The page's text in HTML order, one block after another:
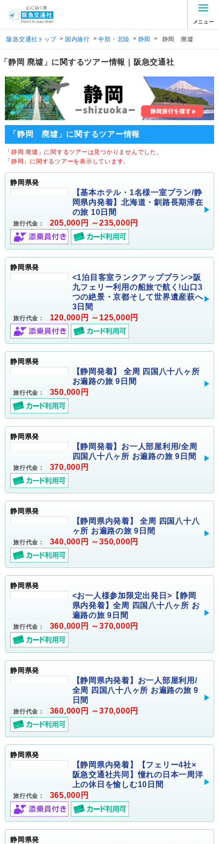
メニュー
阪急交通社トップ > 国内旅行 > 中部・北陸 > 静岡 > 静岡 廃墟
「静岡 廃墟」に関するツアー情報｜阪急交通社
「静岡 廃墟」に関するツアー情報
「静岡 廃墟」に関するツアーは見つかりませんでした。
「静岡」に関するツアーを表示しています。
静岡県発
【基本ホテル・1名様一室プラン/静
岡県内発着】北海道・釧路長期滞在
の旅 10日間
旅行代金： 205,000円 ～235,000円
静岡県発
<1泊目客室ランクアッププラン>阪
九フェリー利用の船旅で航く!山口3
つの絶景・京都そして世界遺産萩へ
3日間
旅行代金： 120,000円 ～125,000円
静岡県発
【静岡発着】 全周 四国八十八ヶ所
お遍路の旅 9日間
旅行代金： 350,000円
静岡県発
【静岡発着】お一人部屋利用/全周
四国八十八ヶ所 お遍路の旅 9日間
旅行代金： 370,000円
静岡県発
【静岡県内発着】 全周 四国八十八
ヶ所 お遍路の旅 9日間
旅行代金： 340,000円 ～350,000円
静岡県発
<お一人様参加限定出発日>【静岡
県内発着】全周 四国八十八ヶ所 お
遍路の旅 9日間
旅行代金： 360,000円 ～370,000円
静岡県発
【静岡県内発着】お一人部屋利用/
全周 四国八十八ヶ所 お遍路の旅 9
日間
旅行代金： 360,000円 ～370,000円
静岡県発
【静岡県内発着】【フェリー4社×
阪急交通社共同】憧れの日本一周洋
上の休日を愉しむ10日間
旅行代金： 365,000円
静岡県発